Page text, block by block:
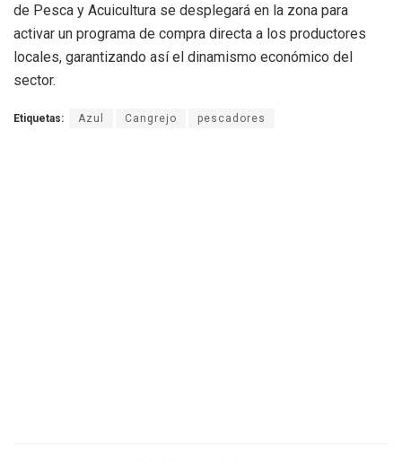
de Pesca y Acuicultura se desplegará en la zona para
activar un programa de compra directa a los productores
locales, garantizando así el dinamismo económico del
sector.
Etiquetas: Azul Cangrejo pescadores